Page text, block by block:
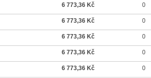
6 773,36 Kč 0
6 773,36 Kč 0
6 773,36 Kč 0
6 773,36 Kč 0
6 773,36 Kč 0